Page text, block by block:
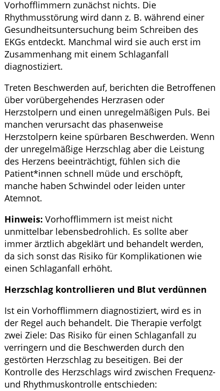
Vorhofflimmern zunächst nichts. Die
Rhythmusstörung wird dann z. B. während einer
Gesundheitsuntersuchung beim Schreiben des
EKGs entdeckt. Manchmal wird sie auch erst im
Zusammenhang mit einem Schlaganfall
diagnostiziert.
Treten Beschwerden auf, berichten die Betroffenen
über vorübergehendes Herzrasen oder
Herzstolpern und einen unregelmäßigen Puls. Bei
manchen verursacht das phasenweise
Herzstolpern keine spürbaren Beschwerden. Wenn
der unregelmäßige Herzschlag aber die Leistung
des Herzens beeinträchtigt, fühlen sich die
Patient*innen schnell müde und erschöpft,
manche haben Schwindel oder leiden unter
Atemnot.
Hinweis: Vorhofflimmern ist meist nicht
unmittelbar lebensbedrohlich. Es sollte aber
immer ärztlich abgeklärt und behandelt werden,
da sich sonst das Risiko für Komplikationen wie
einen Schlaganfall erhöht.
Herzschlag kontrollieren und Blut verdünnen
Ist ein Vorhofflimmern diagnostiziert, wird es in
der Regel auch behandelt. Die Therapie verfolgt
zwei Ziele: Das Risiko für einen Schlaganfall zu
verringern und die Beschwerden durch den
gestörten Herzschlag zu beseitigen. Bei der
Kontrolle des Herzschlags wird zwischen Frequenz-
und Rhythmuskontrolle entschieden: